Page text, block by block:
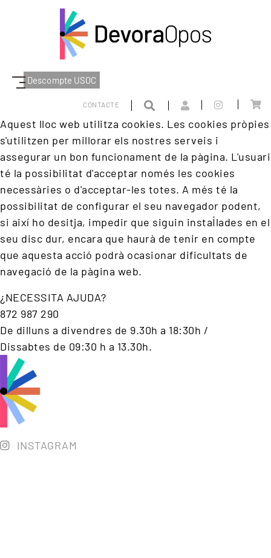
Descompte USOC
CONTACTE
Aquest lloc web utilitza cookies. Les cookies pròpies
s'utilitzen per millorar els nostres serveis i
assegurar un bon funcionament de la pàgina. L'usuari
té la possibilitat d'acceptar només les cookies
necessàries o d'acceptar-les totes. A més té la
possibilitat de configurar el seu navegador podent,
si així ho desitja, impedir que siguin instal·lades en el
seu disc dur, encara que haurà de tenir en compte
que aquesta acció podrà ocasionar dificultats de
navegació de la pàgina web.
¿NECESSITA AJUDA?
872 987 290
De dilluns a divendres de 9.30h a 18:30h /
Dissabtes de 09:30 h a 13.30h.
INSTAGRAM